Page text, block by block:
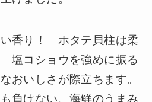
い香り！ ホタテ貝柱は柔
塩コショウを強めに振る
おいしさが際立ちます。
負けない、海鮮のうまみ